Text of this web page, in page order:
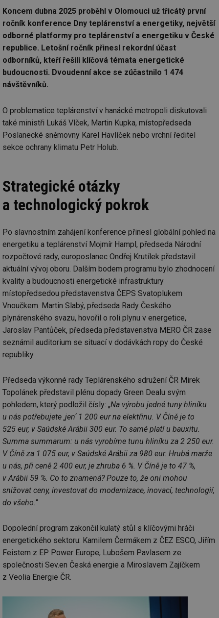
Koncem dubna 2025 proběhl v Olomouci už třicátý první
ročník konference Dny teplárenství a energetiky, největší
odborné platformy pro teplárenství a energetiku v České
republice. Letošní ročník přinesl rekordní účast
odborníků, kteří řešili klíčová témata energetické
budoucnosti. Dvoudenní akce se zúčastnilo 1 474
návštěvníků.
O problematice teplárenství v hanácké metropoli diskutovali
také ministři Lukáš Vlček, Martin Kupka, místopředseda
Poslanecké sněmovny Karel Havlíček nebo vrchní ředitel
sekce ochrany klimatu Petr Holub.
Strategické otázky
a technologický pokrok
Po slavnostním zahájení konference přinesl globální pohled na
energetiku a teplárenství Mojmír Hampl, předseda Národní
rozpočtové rady, europoslanec Ondřej Krutílek představil
aktuální vývoj oboru. Dalším bodem programu bylo zhodnocení
kvality a budoucnosti energetické infrastruktury
místopředsedou představenstva ČEPS Svatoplukem
Vnoučkem. Martin Slabý, předseda Rady Českého
plynárenského svazu, hovořil o roli plynu v energetice,
Jaroslav Pantůček, předseda představenstva MERO ČR zase
seznámil auditorium se situací v dodávkách ropy do České
republiky.
Předseda výkonné rady Teplárenského sdružení ČR Mirek
Topolánek představil plénu dopady Green Dealu svým
pohledem, který podložil čísly: „Na výrobu jedné tuny hliníku
u nás potřebujete ‚jen‘ 1 200 eur na elektřinu. V Číně je to
525 eur, v Saúdské Arábii 300 eur. To samé platí u bauxitu.
Summa summarum: u nás vyrobíme tunu hliníku za 2 250 eur.
V Číně za 1 075 eur, v Saúdské Arábii za 980 eur. Hrubá marže
u nás, při ceně 2 400 eur, je zhruba 6 %. V Číně je to 47 %,
v Arábii 59 %. Co to znamená? Pouze to, že oni mohou
snižovat ceny, investovat do modernizace, inovací, technologií,
do všeho. “
Dopolední program zakončil kulatý stůl s klíčovými hráči
energetického sektoru: Kamilem Čermákem z ČEZ ESCO, Jiřím
Feistem z EP Power Europe, Lubošem Pavlasem ze
společnosti Sev.en Česká energie a Miroslavem Zajíčkem
z Veolia Energie ČR.